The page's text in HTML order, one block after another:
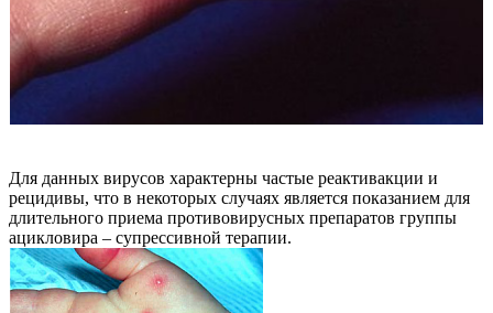
Для данных вирусов характерны частые реактивакции и
рецидивы, что в некоторых случаях является показанием для
длительного приема противовирусных препаратов группы
ацикловира – супрессивной терапии.